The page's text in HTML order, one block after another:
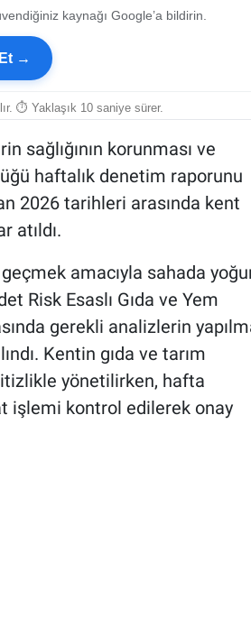
kaynağı Google’a bildirin.
→
⏱ Yaklaşık 10 saniye sürer.
sağlığının korunması ve
haftalık denetim raporunu
2026 tarihleri arasında kent
atıldı.
amacıyla sahada
Risk Esaslı Gıda ve Yem
gerekli analizlerin
Kentin gıda ve tarım
yönetilirken, hafta
işlemi kontrol edilerek onay